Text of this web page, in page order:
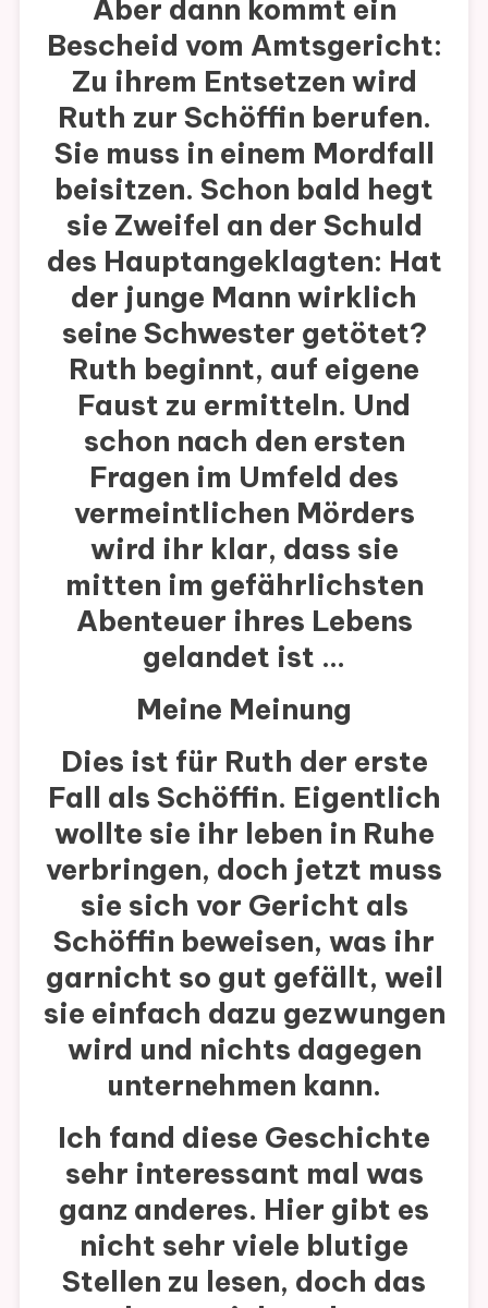
Aber dann kommt ein
Bescheid vom Amtsgericht:
Zu ihrem Entsetzen wird
Ruth zur Schöffin berufen.
Sie muss in einem Mordfall
beisitzen. Schon bald hegt
sie Zweifel an der Schuld
des Hauptangeklagten: Hat
der junge Mann wirklich
seine Schwester getötet?
Ruth beginnt, auf eigene
Faust zu ermitteln. Und
schon nach den ersten
Fragen im Umfeld des
vermeintlichen Mörders
wird ihr klar, dass sie
mitten im gefährlichsten
Abenteuer ihres Lebens
gelandet ist …
Meine Meinung
Dies ist für Ruth der erste
Fall als Schöffin. Eigentlich
wollte sie ihr leben in Ruhe
verbringen, doch jetzt muss
sie sich vor Gericht als
Schöffin beweisen, was ihr
garnicht so gut gefällt, weil
sie einfach dazu gezwungen
wird und nichts dagegen
unternehmen kann.
Ich fand diese Geschichte
sehr interessant mal was
ganz anderes. Hier gibt es
nicht sehr viele blutige
Stellen zu lesen, doch das